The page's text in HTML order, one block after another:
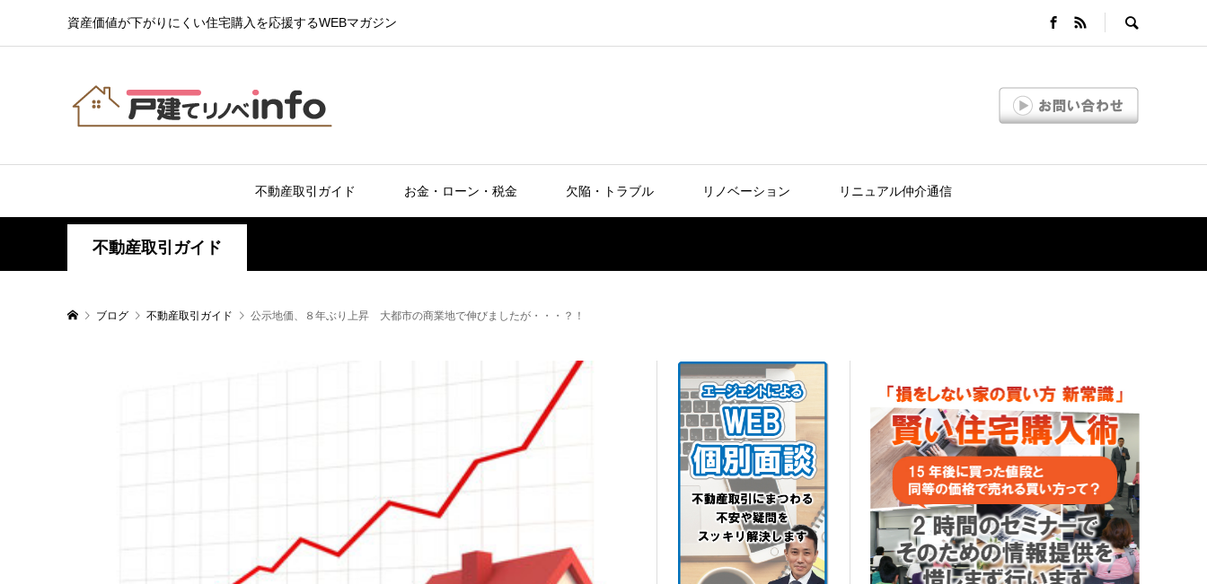
資産価値が下がりにくい住宅購入を応援するWEBマガジン
不動産取引ガイド お金・ローン・税金 欠陥・トラブル リノベーション リニュアル仲介通信
不動産取引ガイド
ブログ 不動産取引ガイド 公示地価、８年ぶり上昇 大都市の商業地で伸びましたが・・・？！